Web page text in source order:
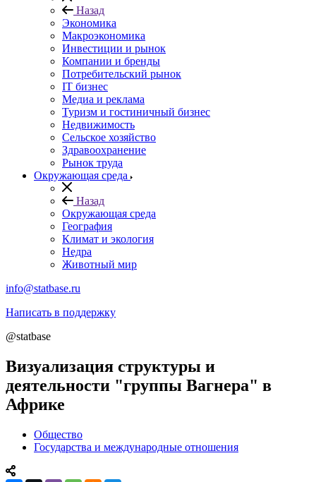
Назад
Экономика
Макроэкономика
Инвестиции и рынок
Компании и бренды
Потребительский рынок
IT бизнес
Медиа и реклама
Туризм и гостиничный бизнес
Недвижимость
Сельское хозяйство
Здравоохранение
Рынок труда
Окружающая среда
Назад
Окружающая среда
География
Климат и экология
Недра
Животный мир
info@statbase.ru
Написать в поддержку
@statbase
Визуализация структуры и
деятельности "группы Вагнера" в
Африке
Общество
Государства и международные отношения